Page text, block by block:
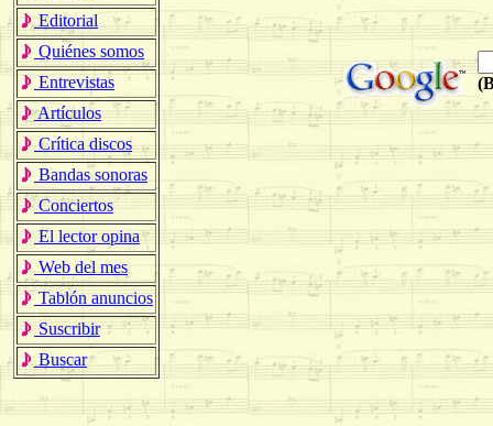
Editorial
Quiénes somos
Entrevistas
Artículos
Crítica discos
Bandas sonoras
Conciertos
El lector opina
Web del mes
Tablón anuncios
Suscribir
Buscar
(